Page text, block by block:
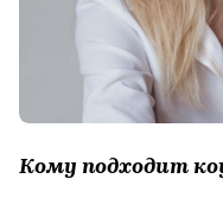
Кому подходит